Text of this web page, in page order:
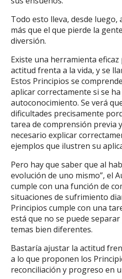
Todo esto lleva, desde
más que el que pierde la
diversión.
Existe una herramienta eficaz
actitud frenta a la vida, y se
Estos Principios se
aplicar correctamente si se
autoconocimiento. Se verá
dificultades precisamente
tarea de comprensión previa
necesario explicar
ejemplos que ilustren su
Pero hay que saber que al
evolución de uno mismo”, el
cumple con una función de
situaciones de sufrimiento
Principios cumple con una
está que no se puede
temas bien diferentes.
Bastaría ajustar la actitud
a lo que proponen los
reconciliación y progreso en